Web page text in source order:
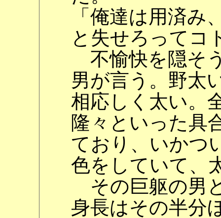
「俺達は用済
と失せろってコ
不愉快を隠そ
男が言う。野太
相応しく太い。
隆々といった具
ており、いかつ
色をしていて、
その巨躯の男
身長はその半分